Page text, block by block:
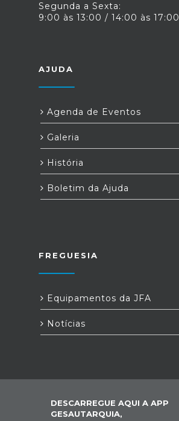
Segunda a Sexta:
9:00 às 13:00 / 14:00 às 17:00
AJUDA
Agenda de Eventos
Galeria
História
Boletim da Ajuda
FREGUESIA
Equipamentos da JFA
Notícias
DESCARREGUE AQUI A APP
GESAUTARQUIA,